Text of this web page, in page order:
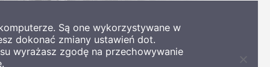
Są one wykorzystywane w
dokonać zmiany ustawień dot.
wyrażasz zgodę na przechowywanie